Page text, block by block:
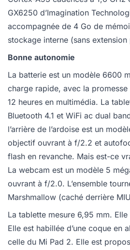
GX6250 d’Imagination
accompagnée de 4 Go de
stockage interne (sans extension
Bonne autonomie
La batterie est un modèle 6600
charge rapide, avec la promesse
12 heures en multimédia. La
Bluetooth 4.1 et WiFi ac dual
l’arrière de l’ardoise est un
objectif ouvrant à f/2.2 et
flash en revanche. Mais est-ce
La webcam est un modèle 5
ouvrant à f/2.0. L’ensemble
Marshmallow (caché derrière
La tablette mesure 6,95 mm.
Elle est habillée d’une coque en
celle du Mi Pad 2. Elle est